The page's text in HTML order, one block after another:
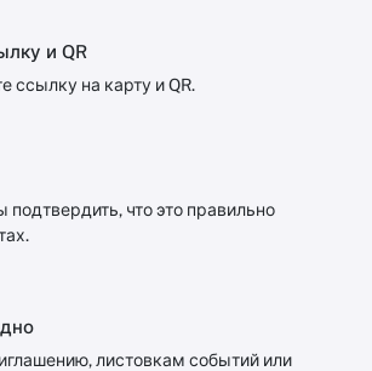
и QR
ссылку на карту и QR.
подтвердить, что это правильно
листовкам событий или